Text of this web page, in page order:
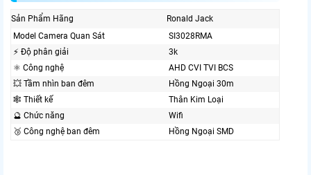
Sản Phẩm Hãng
Ronald Jack
Model Camera Quan Sát
SI3028RMA
️⚡ Độ phân giải
3k
⚛️ Công nghệ
AHD CVI TVI BCS
💥 Tầm nhìn ban đêm
Hồng Ngoại 30m
🕸️ Thiết kế
Thân Kim Loại
🔮 Chức năng
Wifi
🥉 Công nghệ ban đêm
Hồng Ngoại SMD